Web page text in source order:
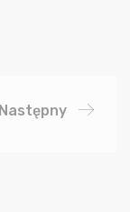
Następny